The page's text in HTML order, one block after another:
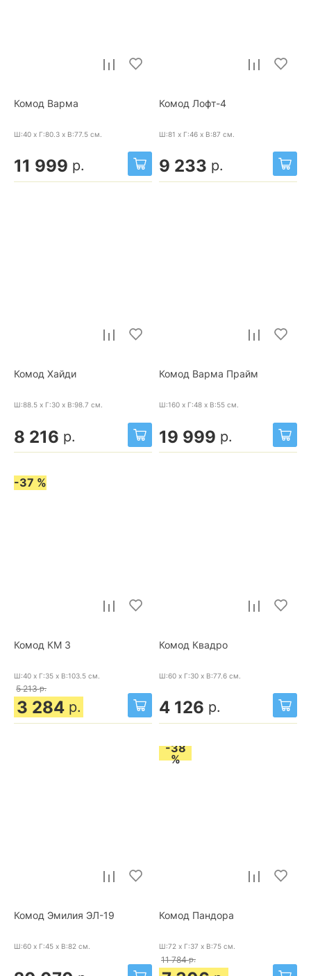
Комод Варма
Ш:40 x Г:80.3 x В:77.5 см.
11 999 р.
Комод Лофт-4
Ш:81 x Г:46 x В:87 см.
9 233 р.
Комод Хайди
Ш:88.5 x Г:30 x В:98.7 см.
8 216 р.
Комод Варма Прайм
Ш:160 x Г:48 x В:55 см.
19 999 р.
-37 %
Комод КМ 3
Ш:40 x Г:35 x В:103.5 см.
5 213 р.
3 284 р.
Комод Квадро
Ш:60 x Г:30 x В:77.6 см.
4 126 р.
Комод Эмилия ЭЛ-19
Ш:60 x Г:45 x В:82 см.
-38
%
Комод Пандора
Ш:72 x Г:37 x В:75 см.
11 784 р.